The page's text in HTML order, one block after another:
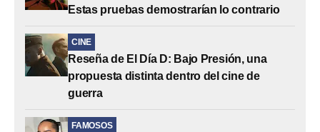
Estas pruebas demostrarían lo contrario
CINE
Reseña de El Día D: Bajo Presión, una
propuesta distinta dentro del cine de
guerra
FAMOSOS